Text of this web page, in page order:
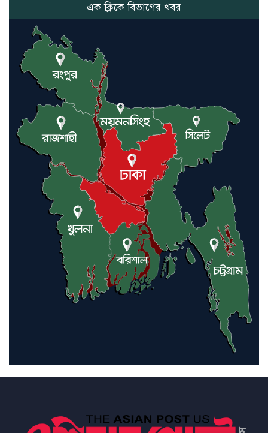
যুক্তরাষ্ট্র ও ইসরায়েল বাদে হরমুজ
প্রণালি সবার জন্য উন্মুক্ত: আরাকচি
এবার চীনের দ্বারস্থ হলেন ডোনাল্ড
ট্রাম্প
ইরানে কঠোর হামলা অব্যাহত রাখতে
ট্রাম্পকে আহ্বান সৌদি আরবের
ইরাকসহ মধ্যপ্রাচ্যে ২৪ হামলা চালাল
ইরানপন্থি গোষ্ঠী
হরমুজ প্রণালী সুরক্ষায় মিত্ররা সাহায্য
না করলে ন্যাটোর ভবিষ্যৎ খারাপ
এক ক্লিকে বিভাগের খবর